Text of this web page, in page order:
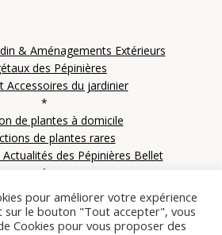
& Aménagements Extérieurs
des Pépinières
Accessoires du jardinier
*
de plantes à domicile
de plantes rares
des Pépinières Bellet
*
les Pépinières Bellet
pour améliorer votre expérience
sur le bouton "Tout accepter", vous
Cookies pour vous proposer des